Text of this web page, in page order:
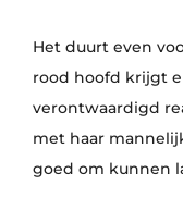
Het duurt even
rood hoofd krijgt
verontwaardigd
met haar
goed om kunnen